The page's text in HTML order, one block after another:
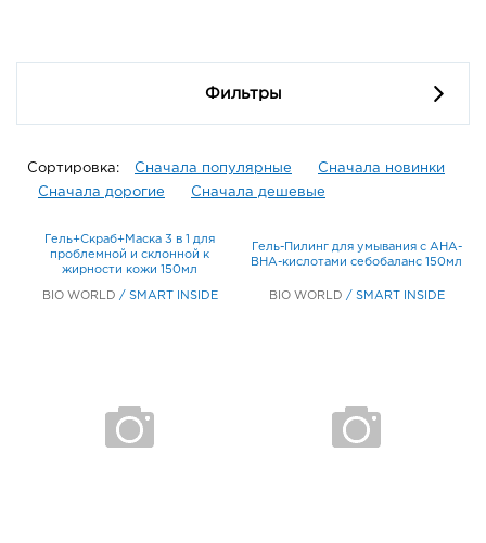
Фильтры
Сортировка: Сначала популярные
Сначала новинки
Сначала дорогие
Сначала дешевые
Гель+Скраб+Маска 3 в 1 для
проблемной и склонной к
жирности кожи 150мл
BIO WORLD / SMART INSIDE
Гель-Пилинг для умывания с АНА-
ВНА-кислотами себобаланс 150мл
BIO WORLD / SMART INSIDE